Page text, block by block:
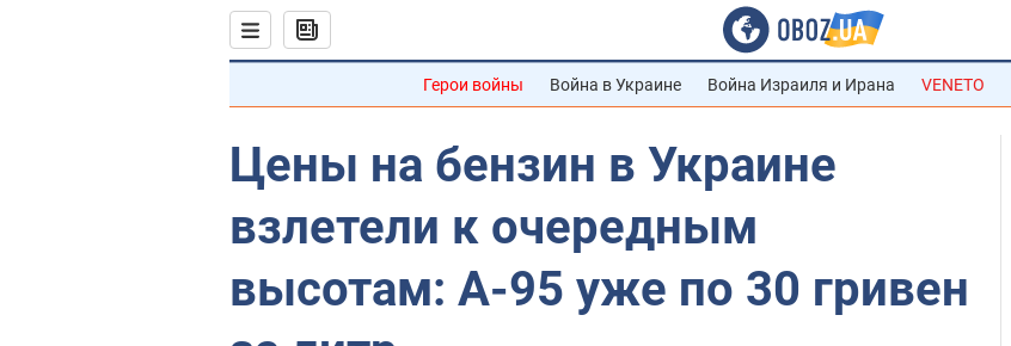
Герои войны Война в Украине Война Израиля и Ирана VENETO
Цены на бензин в Украине
взлетели к очередным
высотам: А-95 уже по 30 гривен